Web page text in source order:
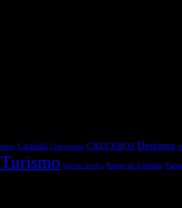
Cataluña Corporativo CRUCEROS Destinos
Ofertas Vuelos Parque de Animales